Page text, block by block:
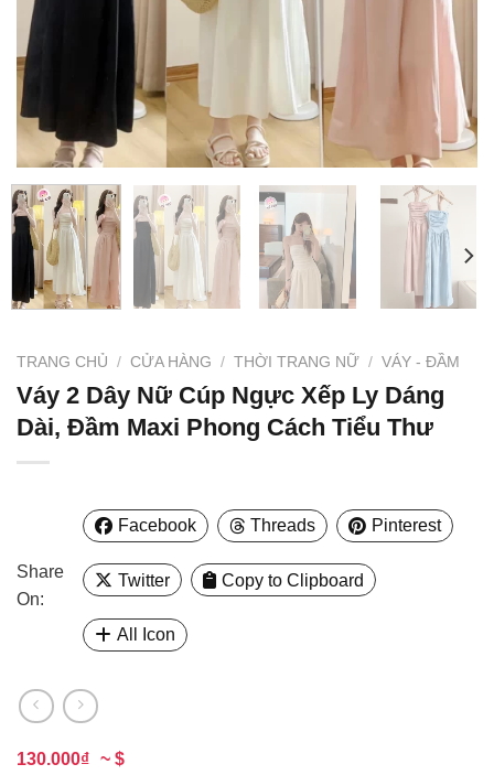
TRANG CHỦ / CỬA HÀNG / THỜI TRANG NỮ / VÁY - ĐẦM
Váy 2 Dây Nữ Cúp Ngực Xếp Ly Dáng
Dài, Đầm Maxi Phong Cách Tiểu Thư
Share
On:
Facebook Threads Pinterest
Twitter Copy to Clipboard
All Icon
130.000₫ ~ $